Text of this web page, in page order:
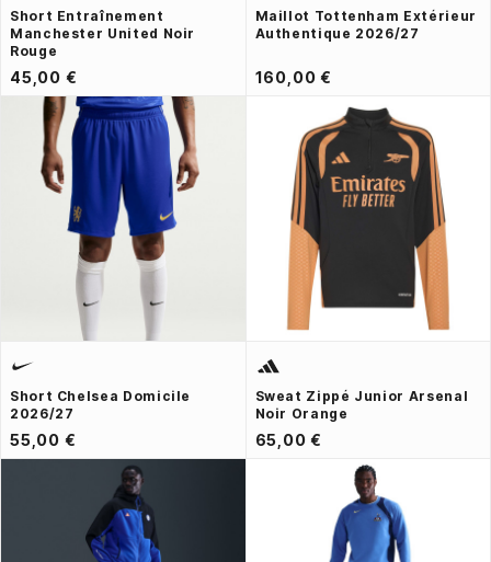
Short Entraînement
Manchester United Noir
Rouge
45,00 €
Maillot Tottenham Extérieur
Authentique 2026/27
160,00 €
Short Chelsea Domicile
2026/27
55,00 €
Sweat Zippé Junior Arsenal
Noir Orange
65,00 €